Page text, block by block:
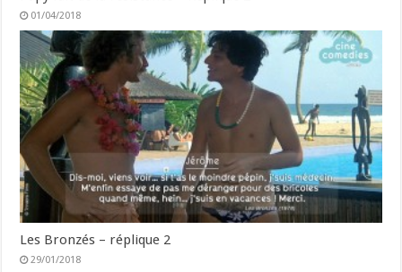
01/04/2018
Les Bronzés – réplique 2
29/01/2018